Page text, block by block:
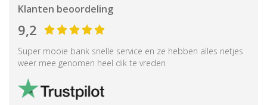
Klanten beoordeling
9,2
Super mooie bank snelle service en ze hebben alles netjes
weer mee genomen heel dik te vreden